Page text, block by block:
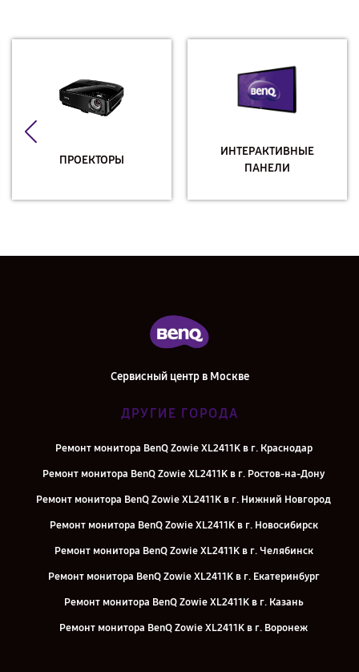
ПРОЕКТОРЫ
ИНТЕРАКТИВНЫЕ
ПАНЕЛИ
Сервисный центр в Москве
ДРУГИЕ ГОРОДА
Ремонт монитора BenQ Zowie XL2411K в г. Краснодар
Ремонт монитора BenQ Zowie XL2411K в г. Ростов-на-Дону
Ремонт монитора BenQ Zowie XL2411K в г. Нижний Новгород
Ремонт монитора BenQ Zowie XL2411K в г. Новосибирск
Ремонт монитора BenQ Zowie XL2411K в г. Челябинск
Ремонт монитора BenQ Zowie XL2411K в г. Екатеринбург
Ремонт монитора BenQ Zowie XL2411K в г. Казань
Ремонт монитора BenQ Zowie XL2411K в г. Воронеж